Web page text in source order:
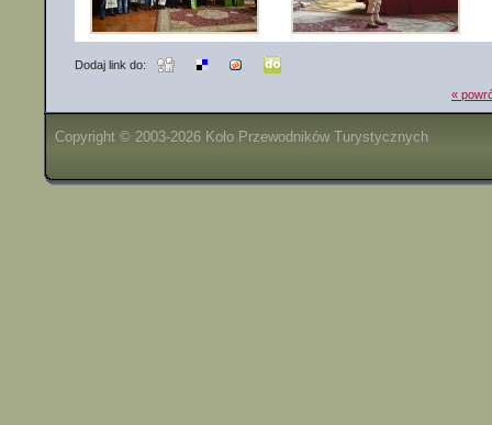
Dodaj link do:
«
Copyright © 2003-2026 Koło Przewodników Turystycznych